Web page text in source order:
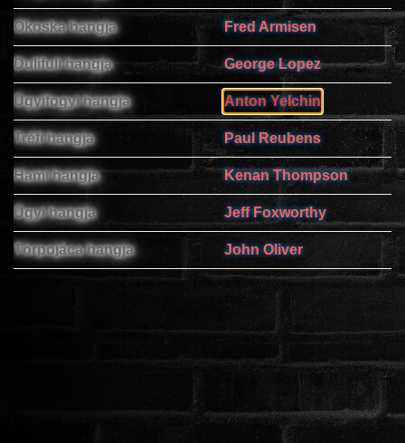
Okoska hangja Fred Armisen
Dulifuli hangja George Lopez
Ügyifogyi hangja Anton Yelchin
Tréfi hangja Paul Reubens
Hami hangja Kenan Thompson
Ügyi hangja Jeff Foxworthy
Törpojáca hangja John Oliver